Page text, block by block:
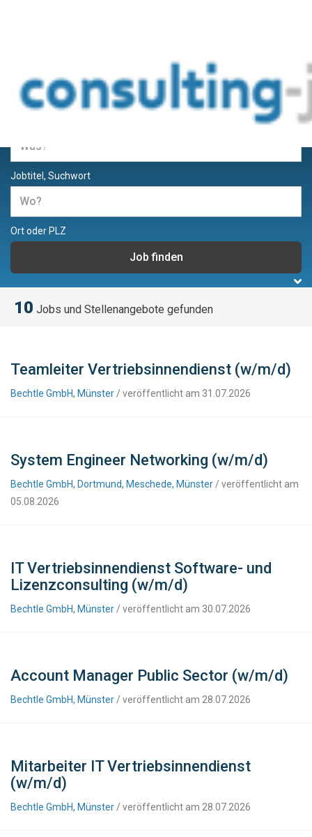
Jobs und Stellenangebote für
Berater und Consultants
Jobtitel, Suchwort
Ort oder PLZ
10 Jobs und Stellenangebote gefunden
Teamleiter Vertriebsinnendienst (w/m/d)
Bechtle GmbH, Münster / veröffentlicht am 31.07.2026
System Engineer Networking (w/m/d)
Bechtle GmbH, Dortmund, Meschede, Münster / veröffentlicht am
05.08.2026
IT Vertriebsinnendienst Software- und
Lizenzconsulting (w/m/d)
Bechtle GmbH, Münster / veröffentlicht am 30.07.2026
Account Manager Public Sector (w/m/d)
Bechtle GmbH, Münster / veröffentlicht am 28.07.2026
Mitarbeiter IT Vertriebsinnendienst
(w/m/d)
Bechtle GmbH, Münster / veröffentlicht am 28.07.2026